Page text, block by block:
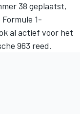
38 geplaatst,
Formule 1-
al actief voor het
963 reed.